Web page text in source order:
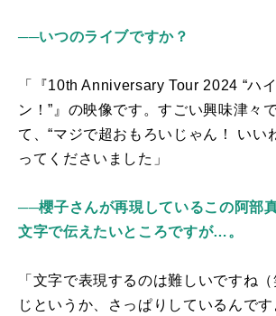
──いつのライブですか？
「『10th Anniversary Tour 2024 “ハ
ン！”』の映像です。すごい興味津々
て、“マジで超おもろいじゃん！ いい
ってくださいました」
──櫻子さんが再現しているこの阿部
文字で伝えたいところですが…。
「文字で表現するのは難しいですね
じというか、さっぱりしているんで